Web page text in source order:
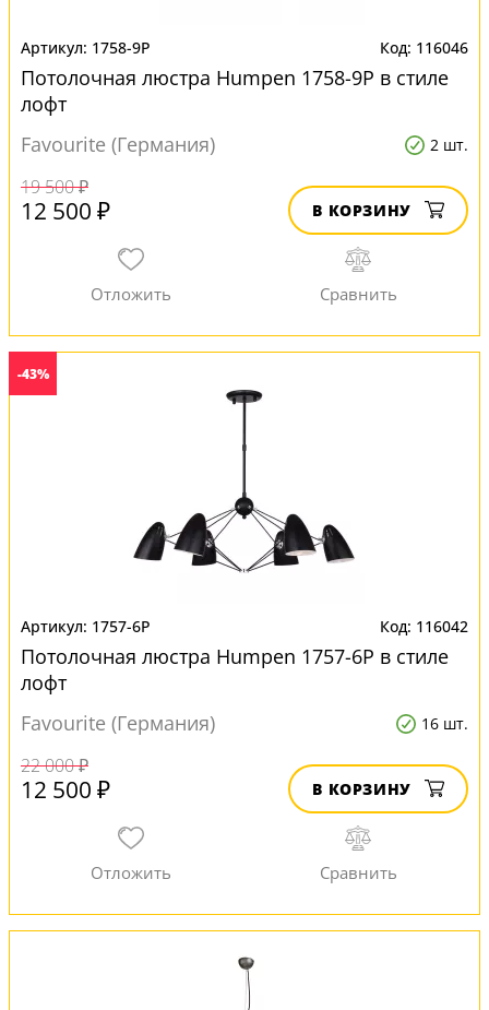
1758-9P 116046
Потолочная люстра Humpen 1758-9P в стиле
лофт
Favourite (Германия)
2 шт.
19 500 ₽
12 500 ₽ В КОРЗИНУ
-43%
1757-6P 116042
Потолочная люстра Humpen 1757-6P в стиле
лофт
Favourite (Германия)
16 шт.
22 000 ₽
12 500 ₽ В КОРЗИНУ